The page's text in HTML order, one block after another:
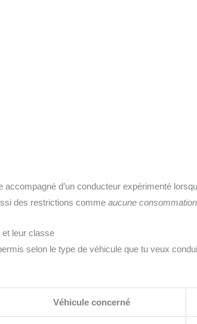
accompagné d’un conducteur expérimenté
des restrictions commeaucune consommation
leur classe
selon le type de véhicule que tu veux
Véhicule concerné